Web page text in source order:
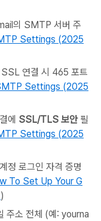
의 SMTP 서버 주
Settings (2025
연결 시 465 포트
Settings (2025
에 SSL/TLS 보안필
Settings (2025
정 로그인 자격 증명
To Set Up Your G
)
주소 전체 (예: yourna